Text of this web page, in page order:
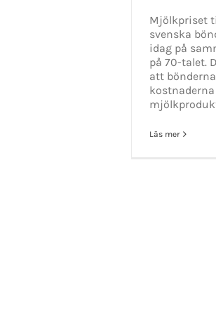
Mjölkpriset
svenska
idag på
på 70-talet.
att
Läs mer